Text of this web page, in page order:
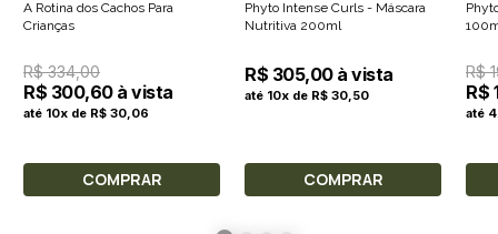
A Rotina dos Cachos Para
Crianças
R$ 334,00
R$ 300,60 à vista
até 10x de R$ 30,06
COMPRAR
Phyto Intense Curls - Máscara
Nutritiva 200ml
R$ 305,00 à vista
até 10x de R$ 30,50
COMPRAR
R$
R$
até